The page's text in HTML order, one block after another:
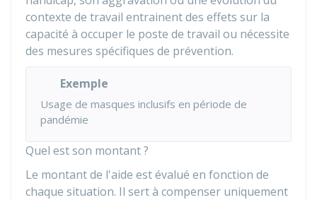
contexte de travail entrainent des effets sur la
capacité à occuper le poste de travail ou nécessite
des mesures spécifiques de prévention.
Exemple
Usage de masques inclusifs en période de
pandémie
Quel est son montant ?
Le montant de l'aide est évalué en fonction de
chaque situation. Il sert à compenser uniquement